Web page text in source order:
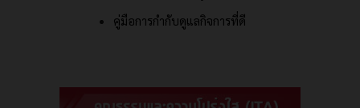
คู่มือการกำกับดูแลกิจการที่ดี